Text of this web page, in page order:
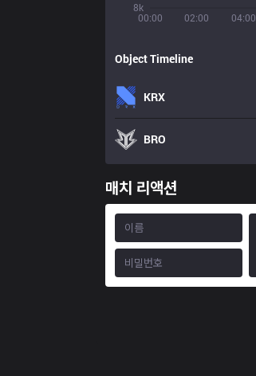
00:00 02:00 04:00
8k
Object Timeline
KRX
BRO
매치 리액션